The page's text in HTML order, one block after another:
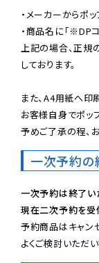
・メーカーからポ
・商品名に「※DP
上記の場合、正規
しております。
また、A4用紙へ印
お客様自身でポッ
予めご了承の程、
一次予約の
一次予約は終了い
現在二次予約を受
予約商品はキャン
よくご検討いただ